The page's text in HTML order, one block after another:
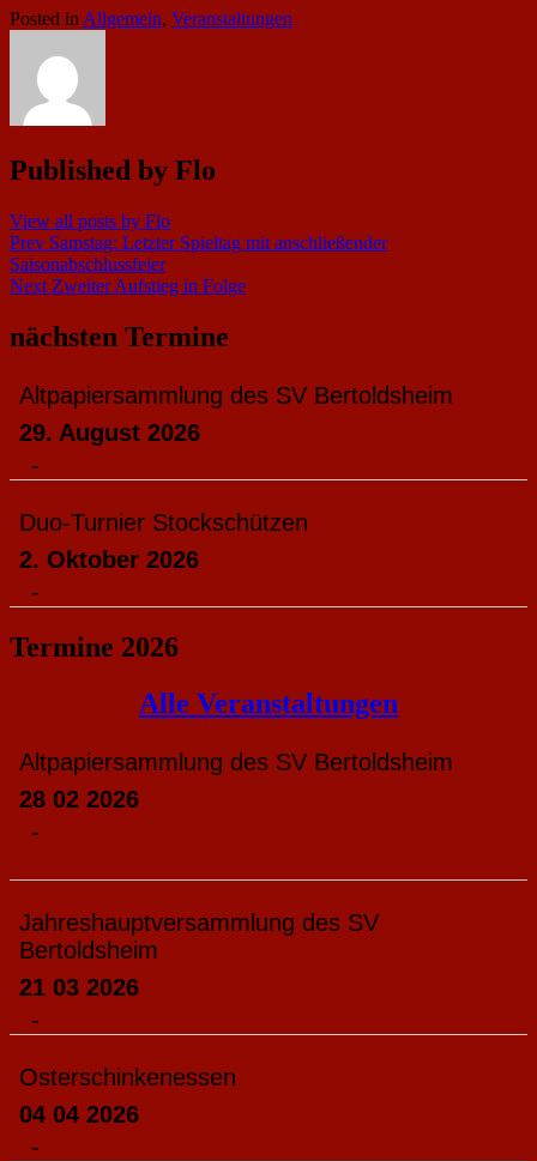
Posted in Allgemein, Veranstaltungen
Published by Flo
View all posts by Flo
Beitragsnavigation
Prev Samstag: Letzter Spieltag mit anschließender
Saisonabschlussfeier
Next Zweiter Aufstieg in Folge
nächsten Termine
Altpapiersammlung des SV Bertoldsheim
29. August 2026
-
Duo-Turnier Stockschützen
2. Oktober 2026
-
Termine 2026
Alle Veranstaltungen
Altpapiersammlung des SV Bertoldsheim
28 02 2026
-
Jahreshauptversammlung des SV
Bertoldsheim
21 03 2026
-
Osterschinkenessen
04 04 2026
-